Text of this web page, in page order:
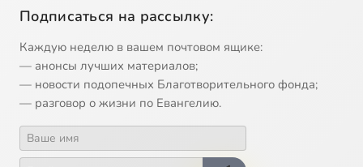
Подписаться на рассылку:
Каждую неделю в вашем почтовом ящике:
— анонсы лучших материалов;
— новости подопечных Благотворительного фонда;
— разговор о жизни по Евангелию.